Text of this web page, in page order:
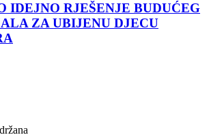
IDEJNO RJEŠENJE BUDUĆEG
ZA UBIJENU DJECU